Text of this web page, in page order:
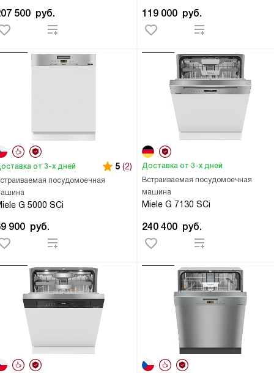
500 руб. 119 000 руб.
посудомоечная
G 5000 SCi
от 3-х дней 5 (2)
900 руб.
Встраиваемая посудомоечная
машина
Miele G 7130 SCi
Доставка от 3-х дней
240 400 руб.